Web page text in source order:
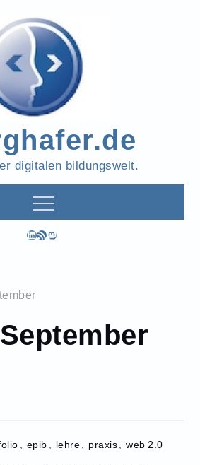
digitalen bildungswelt.
LinkedIn
RSS-FeedMastodon
September
epib lehre praxis web 2.0